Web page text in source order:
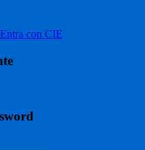
Entra con CIE